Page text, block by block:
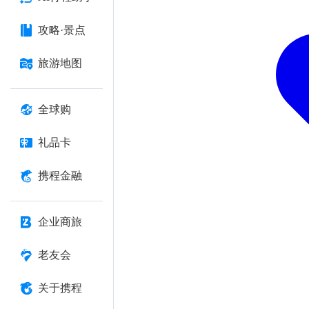
攻略·景点
旅游地图
全球购
礼品卡
携程金融
企业商旅
老友会
关于携程